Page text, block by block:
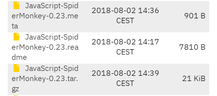
JavaScript-Spid
erMonkey-0.23.me
ta
2018-08-02 14:36
CEST
901 B
JavaScript-Spid
erMonkey-0.23.rea
dme
2018-08-02 14:17
CEST
7810 B
JavaScript-Spid
erMonkey-0.23.tar.
gz
2018-08-02 14:39
CEST
21 KiB